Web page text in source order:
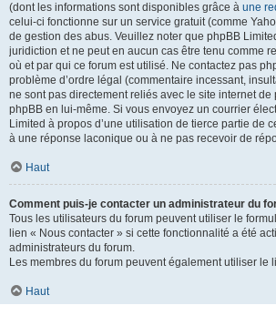
(dont les informations sont disponibles grâce à une
celui-ci fonctionne sur un service gratuit (comme
de gestion des abus. Veuillez noter que phpBB
juridiction et ne peut en aucun cas être tenu comme
où et par qui ce forum est utilisé. Ne contactez pas
problème d’ordre légal (commentaire incessant,
ne sont pas directement reliés avec le site internet de
phpBB en lui-même. Si vous envoyez un courrier
Limited à propos d’une utilisation de tierce partie de
à une réponse laconique ou à ne pas recevoir de
Haut
Comment puis-je contacter un administrateur du
Tous les utilisateurs du forum peuvent utiliser le
lien « Nous contacter » si cette fonctionnalité a été
administrateurs du forum.
Les membres du forum peuvent également utiliser le
Haut